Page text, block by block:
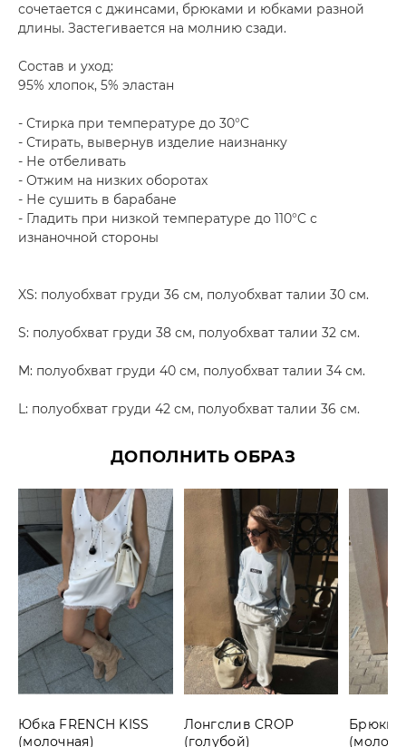
сочетается с джинсами, брюками и юбками разной
длины. Застегивается на молнию сзади.
Состав и уход:
95% хлопок, 5% эластан
- Стирка при температуре до 30°C
- Стирать, вывернув изделие наизнанку
- Не отбеливать
- Отжим на низких оборотах
- Не сушить в барабане
- Гладить при низкой температуре до 110°C с
изнаночной стороны
XS: полуобхват груди 36 см, полуобхват талии 30 см.
S: полуобхват груди 38 см, полуобхват талии 32 см.
M: полуобхват груди 40 см, полуобхват талии 34 см.
L: полуобхват груди 42 см, полуобхват талии 36 см.
ДОПОЛНИТЬ ОБРАЗ
Юбка FRENCH KISS
(молочная)
Лонгслив CROP
(голубой)
Брюки